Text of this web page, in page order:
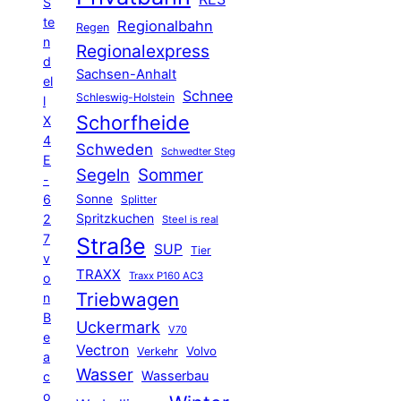
te
n
d
el
l
X
4
E
-
6
2
7
v
o
n
B
e
a
c
o
Regen Regionalbahn
Regionalexpress
Sachsen-Anhalt
Schleswig-Holstein Schnee
Schorfheide
Schweden Schwedter Steg
Segeln Sommer
Sonne Splitter
Spritzkuchen Steel is real
Straße SUP Tier
TRAXX Traxx P160 AC3
Triebwagen
Uckermark V70
Vectron Verkehr Volvo
Wasser Wasserbau